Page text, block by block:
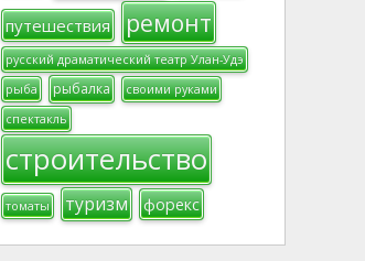
путешествия ремонт
русский драматический театр Улан-Удэ
рыба
рыбалка
своими руками
спектакль
строительство
томаты туризм форекс